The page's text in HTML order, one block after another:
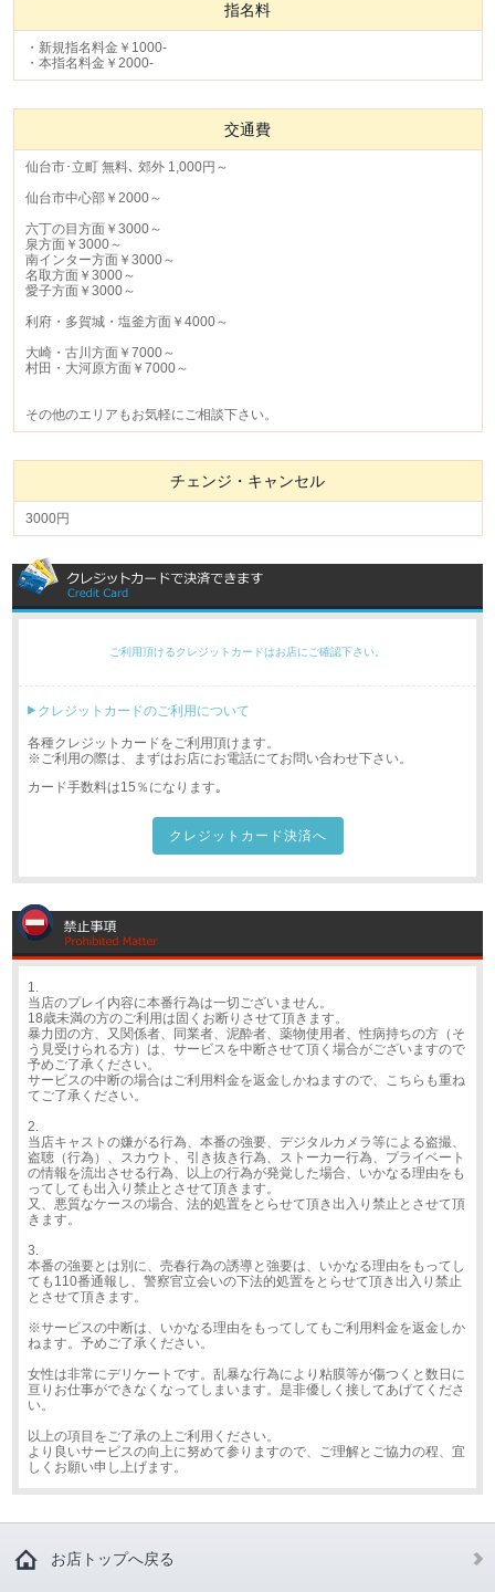
指名料
・新規指名料金￥1000-
・本指名料金￥2000-
交通費
仙台市･立町 無料､ 郊外 1,000円～
仙台市中心部￥2000～
六丁の目方面￥3000～
泉方面￥3000～
南インター方面￥3000～
名取方面￥3000～
愛子方面￥3000～
利府・多賀城・塩釜方面￥4000～
大崎・古川方面￥7000～
村田・大河原方面￥7000～
その他のエリアもお気軽にご相談下さい。
チェンジ・キャンセル
3000円
ご利用頂けるクレジットカードはお店にご確認下さい。
クレジットカードのご利用について
各種クレジットカードをご利用頂けます。
※ご利用の際は、まずはお店にお電話にてお問い合わせ下さい。
カード手数料は15％になります｡
クレジットカード決済へ
1.
当店のプレイ内容に本番行為は一切ございません。
18歳未満の方のご利用は固くお断りさせて頂きます。
暴力団の方、又関係者、同業者、泥酔者、薬物使用者、性病持ちの方（そ
う見受けられる方）は、サービスを中断させて頂く場合がございますので
予めご了承ください。
サービスの中断の場合はご利用料金を返金しかねますので、こちらも重ね
てご了承ください。
2.
当店キャストの嫌がる行為、本番の強要、デジタルカメラ等による盗撮、
盗聴（行為）、スカウト、引き抜き行為、ストーカー行為、プライベート
の情報を流出させる行為、以上の行為が発覚した場合、いかなる理由をも
ってしても出入り禁止とさせて頂きます。
又、悪質なケースの場合、法的処置をとらせて頂き出入り禁止とさせて頂
きます。
3.
本番の強要とは別に、売春行為の誘導と強要は、いかなる理由をもってし
ても110番通報し、警察官立会いの下法的処置をとらせて頂き出入り禁止
とさせて頂きます。
※サービスの中断は、いかなる理由をもってしてもご利用料金を返金しか
ねます。予めご了承ください。
女性は非常にデリケートです。乱暴な行為により粘膜等が傷つくと数日に
亘りお仕事ができなくなってしまいます。是非優しく接してあげてくださ
い。
以上の項目をご了承の上ご利用ください。
より良いサービスの向上に努めて参りますので、ご理解とご協力の程、宜
しくお願い申し上げます。
お店トップへ戻る